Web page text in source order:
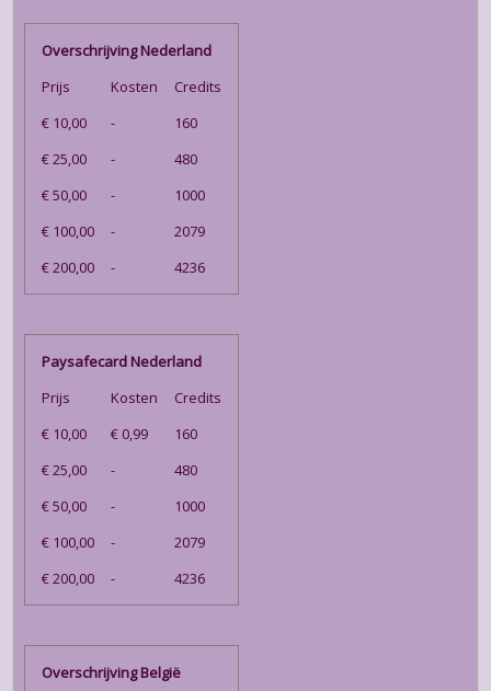
Overschrijving Nederland
Prijs
Kosten
Credits
€ 10,00
-
160
€ 25,00
-
480
€ 50,00
-
1000
€ 100,00
-
2079
€ 200,00
- 4236
Paysafecard Nederland
Prijs
Kosten
Credits
€ 10,00
€ 0,99
160
€ 25,00
-
480
€ 50,00
-
1000
€ 100,00
-
2079
€ 200,00
- 4236
Overschrijving België